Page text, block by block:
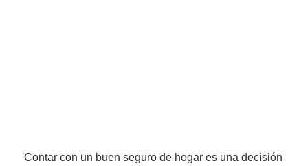
Contar con un buen seguro de hogar es una decisión